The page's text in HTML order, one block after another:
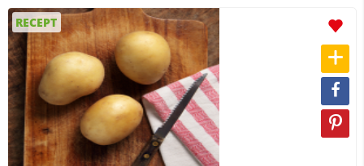
RECEPT